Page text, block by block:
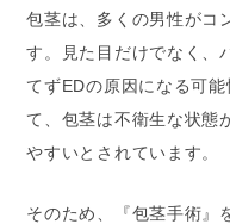
包茎は、多くの男性がコ
す。見た目だけでなく、
てずEDの原因になる可
て、包茎は不衛生な状態
やすいとされています。
そのため、『包茎手術』